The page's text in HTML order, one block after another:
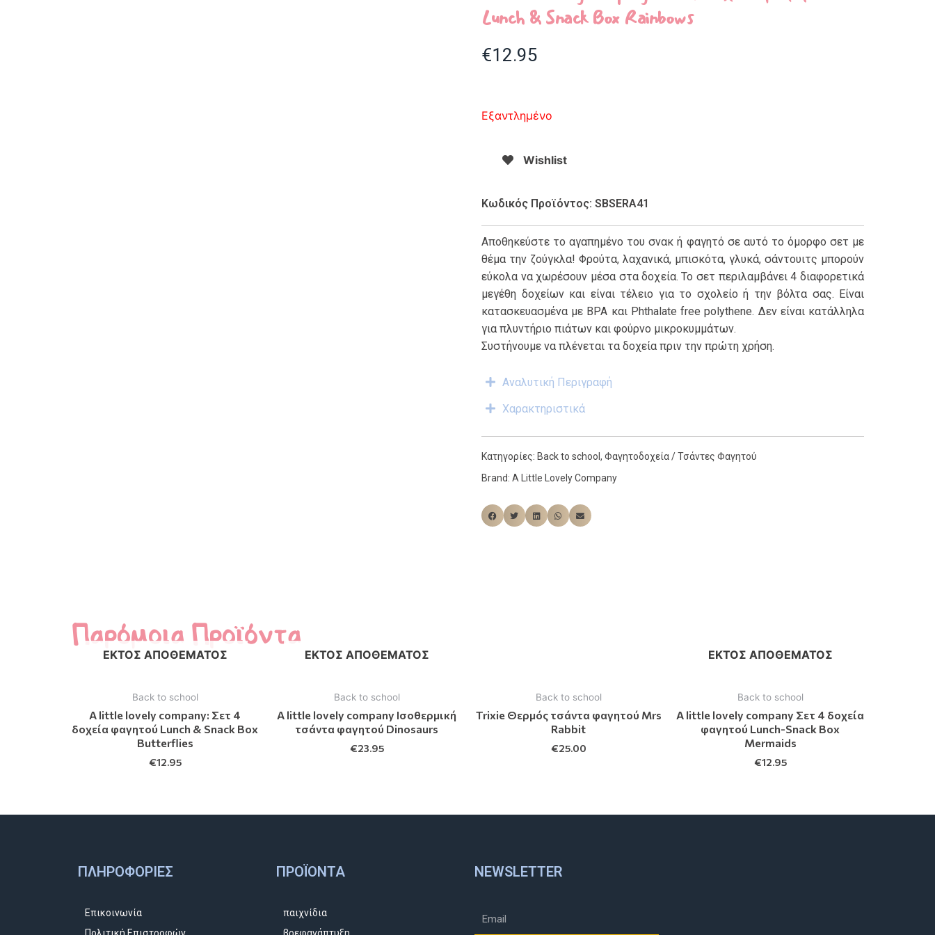
Lunch & Snack Box Rainbows
€12.95
Εξαντλημένο
Wishlist
Κωδικός Προϊόντος: SBSERA41
Αποθηκεύστε το αγαπημένο του σνακ ή φαγητό σε αυτό το όμορφο σετ με
θέμα την ζούγκλα! Φρούτα, λαχανικά, μπισκότα, γλυκά, σάντουιτς μπορούν
εύκολα να χωρέσουν μέσα στα δοχεία. Το σετ περιλαμβάνει 4 διαφορετικά
μεγέθη δοχείων και είναι τέλειο για το σχολείο ή την βόλτα σας. Είναι
κατασκευασμένα με BPA και Phthalate free polythene. Δεν είναι κατάλληλα
για πλυντήριο πιάτων και φούρνο μικροκυμμάτων.
Συστήνουμε να πλένεται τα δοχεία πριν την πρώτη χρήση.
Αναλυτική Περιγραφή
Χαρακτηριστικά
Κατηγορίες: Back to school , Φαγητοδοχεία / Τσάντες Φαγητού
Brand: A Little Lovely Company
Παρόμοια Προϊόντα
ΕΚΤΌΣ ΑΠΟΘΈΜΑΤΟΣ
Back to school
A little lovely company: Σετ 4
δοχεία φαγητού Lunch & Snack Box
Butterflies
€12.95
ΕΚΤΌΣ ΑΠΟΘΈΜΑΤΟΣ
Back to school
A little lovely company Ισοθερμική
τσάντα φαγητού Dinosaurs
€23.95
Back to school
Trixie Θερμός τσάντα φαγητού Mrs
Rabbit
€25.00
ΕΚΤΌΣ ΑΠΟΘΈΜΑΤΟΣ
Back to school
A little lovely company Σετ 4 δοχεία
φαγητού Lunch-Snack Box
Mermaids
€12.95
ΠΛΗΡΟΦΟΡΊΕΣ
Επικοινωνία
ΠΡΟΪΌΝΤΑ
παιχνίδια
NEWSLETTER